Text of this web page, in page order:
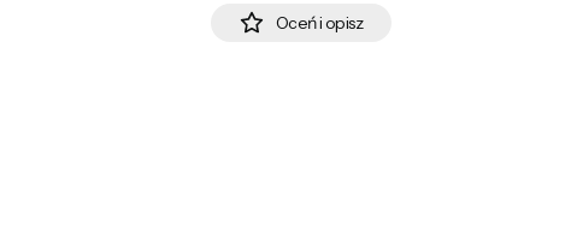
Oceń i opisz